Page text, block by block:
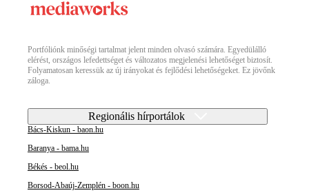
Portfóliónk minőségi tartalmat jelent minden olvasó számára. Egyedülálló
elérést, országos lefedettséget és változatos megjelenési lehetőséget biztosít.
Folyamatosan keressük az új irányokat és fejlődési lehetőségeket. Ez jövőnk
záloga.
Regionális hírportálok
Bács-Kiskun - baon.hu
Baranya - bama.hu
Békés - beol.hu
Borsod-Abaúj-Zemplén - boon.hu